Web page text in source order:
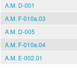
A.M. D-001
A.M. F-010a.03
A.M. D-005
A.M. F-010a.04
A.M. E-002.01